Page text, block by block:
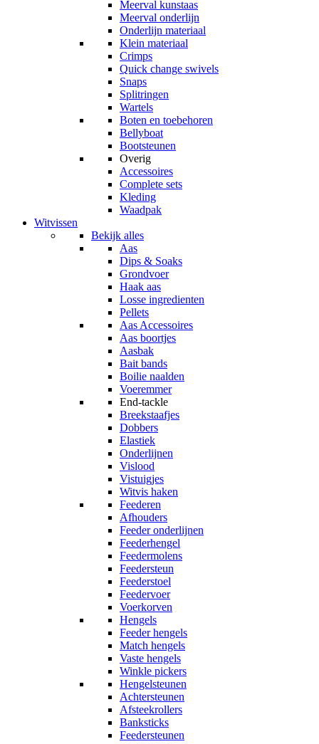
Meerval kunstaas
Meerval onderlijn
Onderlijn materiaal
Klein materiaal
Crimps
Quick change swivels
Snaps
Splitringen
Wartels
Boten en toebehoren
Bellyboat
Bootsteunen
Overig
Accessoires
Complete sets
Kleding
Waadpak
Witvissen
Bekijk alles
Aas
Dips & Soaks
Grondvoer
Haak aas
Losse ingredienten
Pellets
Aas Accessoires
Aas boortjes
Aasbak
Bait bands
Boilie naalden
Voeremmer
End-tackle
Breekstaafjes
Dobbers
Elastiek
Onderlijnen
Vislood
Vistuigjes
Witvis haken
Feederen
Afhouders
Feeder onderlijnen
Feederhengel
Feedermolens
Feedersteun
Feederstoel
Feedervoer
Voerkorven
Hengels
Feeder hengels
Match hengels
Vaste hengels
Winkle pickers
Hengelsteunen
Achtersteunen
Afsteekrollers
Banksticks
Feedersteunen